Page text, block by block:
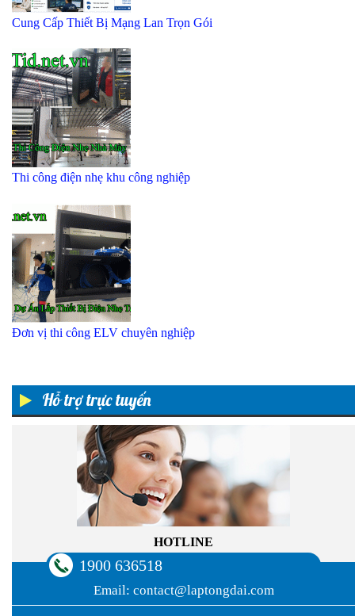
Hỗ trợ trực tuyến
HOTLINE
1900 636518
Email: contact@laptongdai.com
Cung Cấp Thiết Bị Mạng Lan Trọn Gói
Thi công điện nhẹ khu công nghiệp
Đơn vị thi công ELV chuyên nghiệp